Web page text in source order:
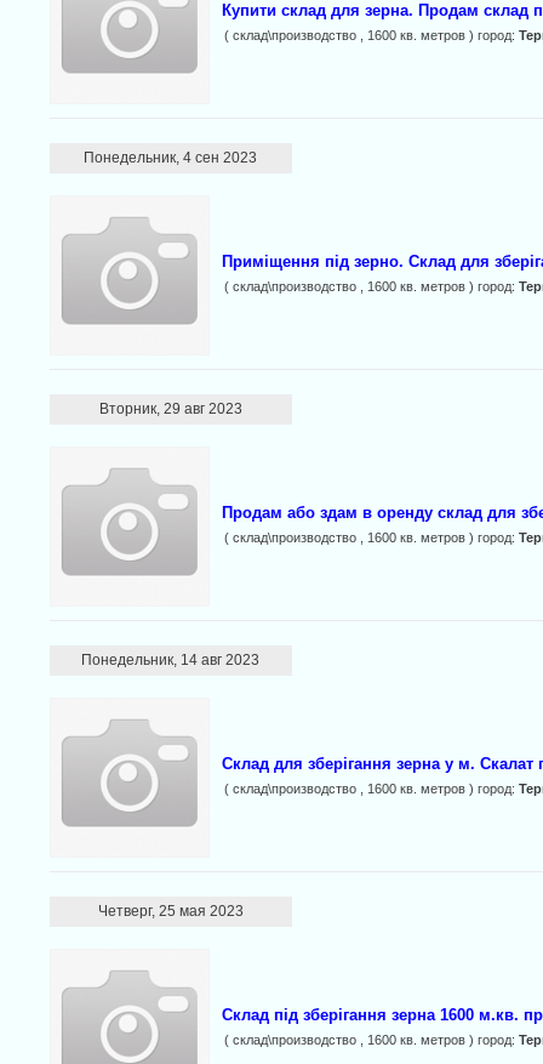
Купити склад для зерна. Продам склад
( склад\производство , 1600 кв. метров ) город:
Понедельник, 4 сен 2023
Приміщення під зерно. Склад для
( склад\производство , 1600 кв. метров ) город:
Вторник, 29 авг 2023
Продам або здам в оренду склад для
( склад\производство , 1600 кв. метров ) город:
Понедельник, 14 авг 2023
Склад для зберігання зерна у м.
( склад\производство , 1600 кв. метров ) город:
Четверг, 25 мая 2023
Склад під зберігання зерна 1600 м.кв.
( склад\производство , 1600 кв. метров ) город: